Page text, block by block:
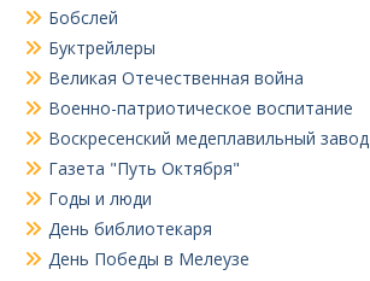
Бобслей
Буктрейлеры
Великая Отечественная война
Военно-патриотическое воспитание
Воскресенский медеплавильный завод
Газета "Путь Октября"
Годы и люди
День библиотекаря
День Победы в Мелеузе